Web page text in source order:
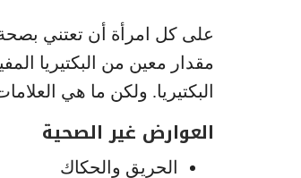
على كل امرأة أن تعتني
مقدار معين من البكتيريا
البكتيريا. ولكن ما هي
العوارض غير الصحية
الحريق والحكاك